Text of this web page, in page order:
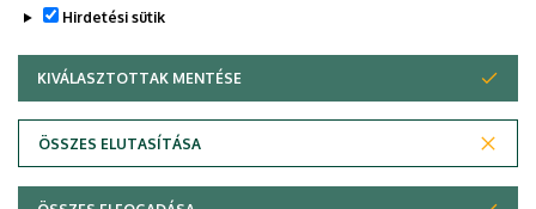
Adatvédelem
Hirdetési sütik
KIVÁLASZTOTTAK MENTÉSE
ÖSSZES ELUTASÍTÁSA
WITHDRAW CONSENT